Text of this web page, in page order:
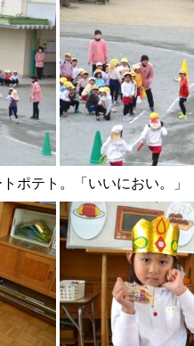
ポテト。「いいにおい。」